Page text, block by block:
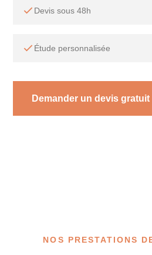
Devis sous 48h
Étude personnalisée
Demander un devis gratuit
NOS PRESTATIONS